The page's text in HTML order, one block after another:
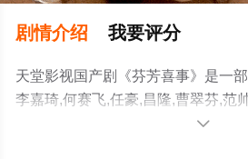
剧情介绍 我要评分
天堂影视国产剧《芬芳喜事》是一
李嘉琦,何赛飞,任豪,昌隆,曹翠芬,范
山水,王歆霆,李殿尊,李海银,刘琳,李
